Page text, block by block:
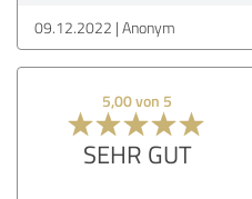
09.12.2022 Anonym
5,00 von 5
SEHR GUT